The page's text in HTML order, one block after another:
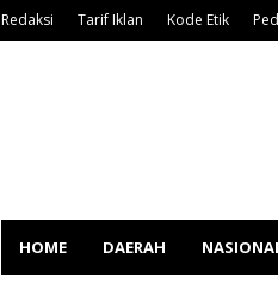
Redaksi Tarif Iklan Kode Etik
HOME DAERAH